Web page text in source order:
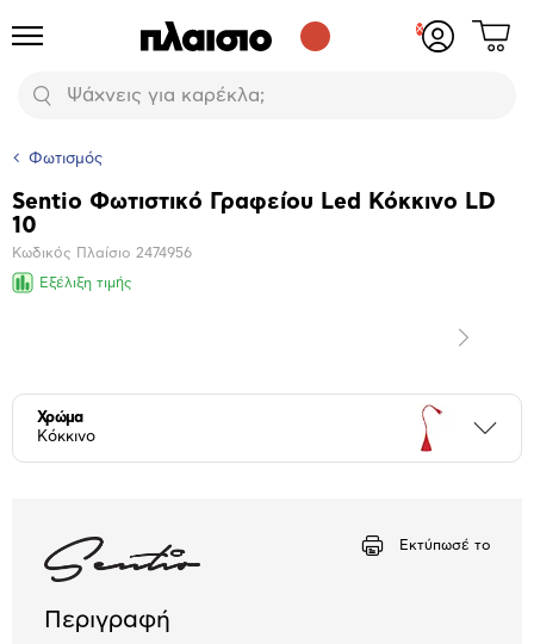
Προϊόντα
Αναζήτηση
Δες
Φωτισμός
Βασικά
χαρακτηριστικά
Sentio Φωτιστικό Γραφείου Led Κόκκινο LD
10
Κωδικός Πλαίσιο 2474956
Εξέλιξη τιμής
Επόμενο
Χρώμα
Κόκκινο
Εκτύπωσέ το
Περιγραφή